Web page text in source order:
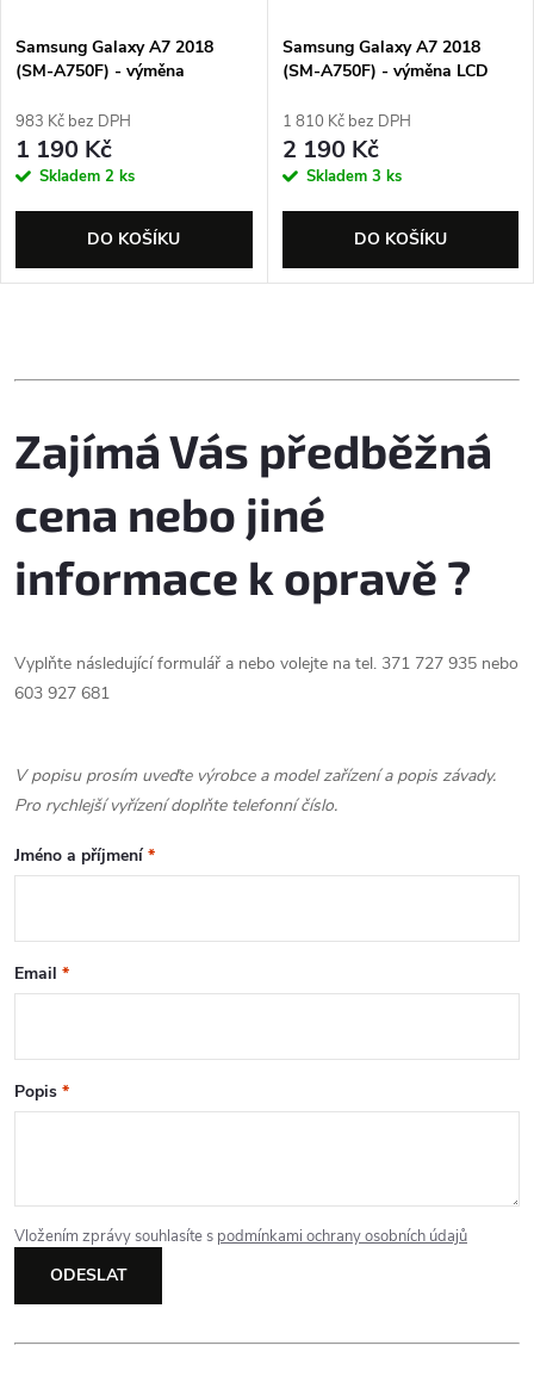
p
r
o
u
k
t
ů
s
p
r
o
d
k
t
ů
Samsung Galaxy A7 2018
(SM-A750F) - výměna
983 Kč bez DPH
1 190 Kč
Skladem 2 ks
DO KOŠÍKU
Samsung Galaxy A7 2018
(SM-A750F) - výměna LCD
1 810 Kč bez DPH
2 190 Kč
Skladem 3 ks
DO KOŠÍKU
l
á
d
a
í
r
k
v
p
i
u
Zajímá Vás předběžná
cena nebo jiné
informace k opravě ?
Vyplňte následující formulář a nebo volejte na tel. 371 727 935 nebo
603 927 681
V popisu prosím uveďte výrobce a model zařízení a popis závady.
Pro rychlejší vyřízení doplňte telefonní číslo.
Jméno a příjmení *
Email *
Popis *
Vložením zprávy souhlasíte s podmínkami ochrany osobních údajů